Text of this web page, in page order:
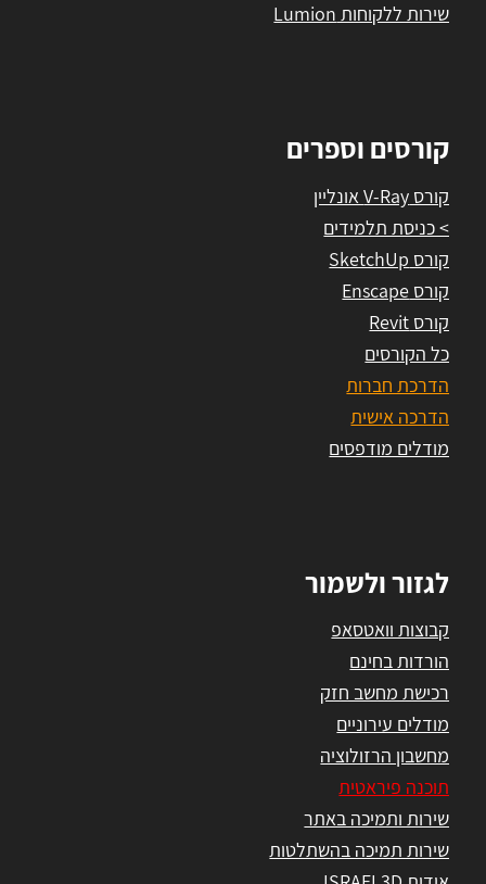
שירות ללקוחות Lumion
קורסים וספרים
קורס V-Ray אונליין
> כניסת תלמידים
קורס SketchUp
קורס Enscape
קורס Revit
כל הקורסים
הדרכת חברות
הדרכה אישית
מודלים מודפסים
לגזור ולשמור
קבוצות וואטסאפ
הורדות בחינם
רכישת מחשב חזק
מודלים עירוניים
מחשבון הרזולוציה
תוכנה פיראטית
שירות ותמיכה באתר
שירות תמיכה בהשתלטות